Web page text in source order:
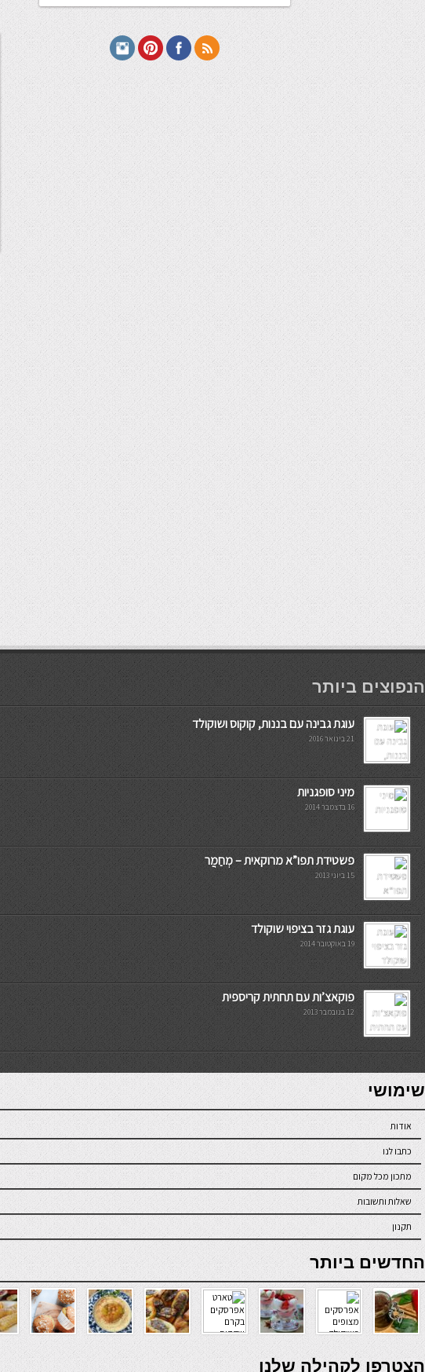
мостбет кг
הנפוצים ביותר
עוגת גבינה עם בננות, קוקוס ושוקולד
21 בינואר 2016
מיני סופגניות
16 בדצמבר 2014
פשטידת תפו”א מרוקאית – מְחַמֲר
15 ביוני 2013
עוגת גזר בציפוי שוקולד
19 באוקטובר 2014
פוקאצ’ות עם תחתית קריספית
12 בנובמבר 2013
7slots
seriöse online casinos österreich
שימושי
אודות
כתבו לנו
מתכון מכל מקום
שאלות ותשובות
תקנון
online casino
החדשים ביותר
verde casino
הצטרפו לקהילה שלנו